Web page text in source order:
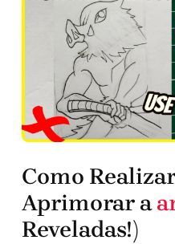
Como
Aprimorar a
Reveladas!)